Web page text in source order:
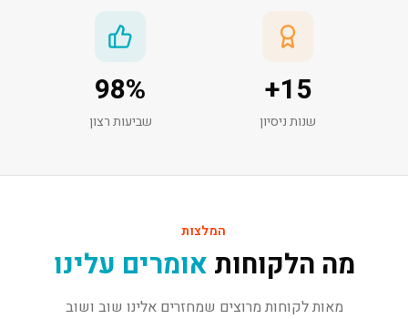
15
+
שנות ניסיון
98%
שביעות רצון
המלצות
מה הלקוחות אומרים עלינו
מאות לקוחות מרוצים שמחזרים אלינו שוב ושוב